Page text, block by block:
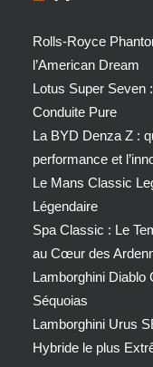
Rolls-Royce
l’American Dream
Lotus Super Seven
Conduite Pure
La BYD Denza Z :
performance et
Le Mans Classic
Légendaire
Spa Classic : Le
au Cœur des
Lamborghini
Séquoias
Lamborghini Urus
Hybride le plus